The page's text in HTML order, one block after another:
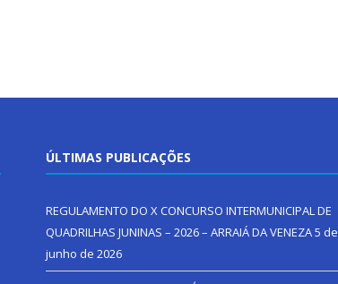
ÚLTIMAS PUBLICAÇÕES
REGULAMENTO DO X CONCURSO INTERMUNICIPAL DE
QUADRILHAS JUNINAS – 2026 – ARRAIÁ DA VENEZA5 de
junho de 2026